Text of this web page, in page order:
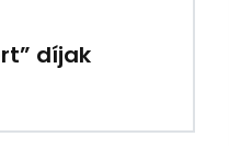
díjak